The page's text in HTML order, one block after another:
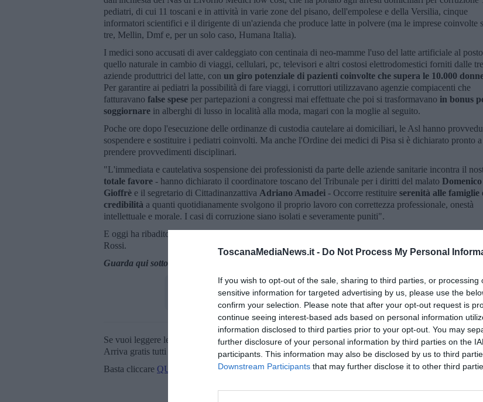
ToscanaMediaNews.it - Do Not Process My Personal
If you wish to opt-out of the sale, sharing to third parties, or processing
sensitive information for targeted advertising by us, please use the
confirm your selection. Please note that after your opt-out request is
continue seeing interest-based ads based on personal information
information disclosed to third parties prior to your opt-out. You may
further disclosure of your personal information by third parties on the
participants. This information may also be disclosed by us to third
Downstream Participants that may further disclose it to other third
pediatri, di cui 11 toscani e in attività in varie zone del pisano, dell'empolese e della Versilia, cinque
informatori scientifici e il dirigente di un'azienda che produce latte in polvere (ma le imprese coinvolte
tre, Mellin, Dmf e, per un solo caso, Humana Italia).
I medici sono accusati di aver caldeggiato con centinaia di neo-mamme l'uso del latte artificiale al
quello naturale in cambio di viaggi, cellulari, pc, televisori e altri costosi elettrodomestici forniti dalle tre
aziende produttrici del latte, con un giro potenziale di pazienti coinvolte che supera le 10.000
Per garantire ai pediatri la possibilità di fare viaggi, i corruttori utilizzavano agenzie compiacenti che
fatturavano false spese per partepazioni a congressi mai effettuate che poi si trasformavano in bonus
soggiornare in alberghi di lusso in località alla moda, magari con la moglie al seguito.
Poche ore dopo l'esecuzione delle ordinanze di custodia cautelare ai domiciliari, le Asl hanno
sospendere e sostituire i pediatri coinvolti. Ma anche l'Ordine dei medici di Pisa si è dichiarato pronto a
prendere provvedimenti disciplinari.
"L'immediata e cautelativa sospensione dei professionisti da parte delle aziende sanitarie incontra il
totale favore - hanno dichiarato il coordinatore toscano del Tribunale per i diritti del malato Domenico
Gioffrè e il segretario di Cittadinanzattiva Adriano Amadei - Occorre restituire serenità alle famiglie
credibilità a quanti quotidianamente svolgono il proprio lavoro con correttezza professionale, onestà
intellettuale e morale. I casi di corruzione siano isolati e severamente puniti".
E oggi ha ribadito la necessità di interventi in tempi molto rapidi anche il presidente della Regione
Rossi.
Guarda qui sotto la dichiarazione integrale in video di Rossi sullo scandalo dei pediatri
Se vuoi leggere le notizie principali della Toscana iscriviti allaNewsletter QUInews - ToscanaMedia.
Arriva gratis tutti i giorni alle 20:00 direttamente nella tua casella di posta.
Basta cliccare QUI